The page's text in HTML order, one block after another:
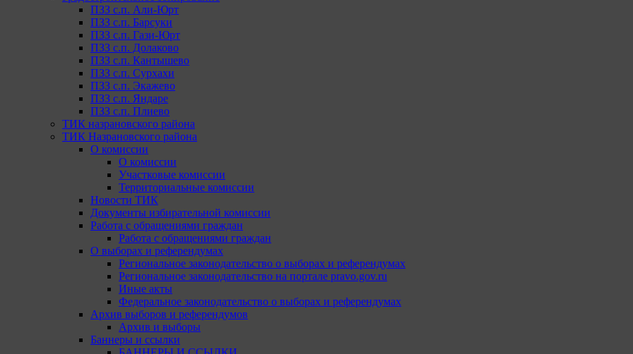
ПЗЗ с.п. Али-Юрт
ПЗЗ с.п. Барсуки
ПЗЗ с.п. Гази-Юрт
ПЗЗ с.п. Долаково
ПЗЗ с.п. Кантышево
ПЗЗ с.п. Сурхахи
ПЗЗ с.п. Экажево
ПЗЗ с.п. Яндаре
ПЗЗ с.п. Плиево
ТИК назрановского района
ТИК Назрановского района
О комиссии
О комиссии
Участковые комиссии
Территориальные комиссии
Новости ТИК
Документы избирательной комиссии
Работа с обращениями граждан
Работа с обращениями граждан
О выборах и референдумах
Региональное законодательство о выборах и референдумах
Региональное законодательство на портале pravo.gov.ru
Иные акты
Федеральное законодательство о выборах и референдумах
Архив выборов и референдумов
Архив и выборы
Баннеры и ссылки